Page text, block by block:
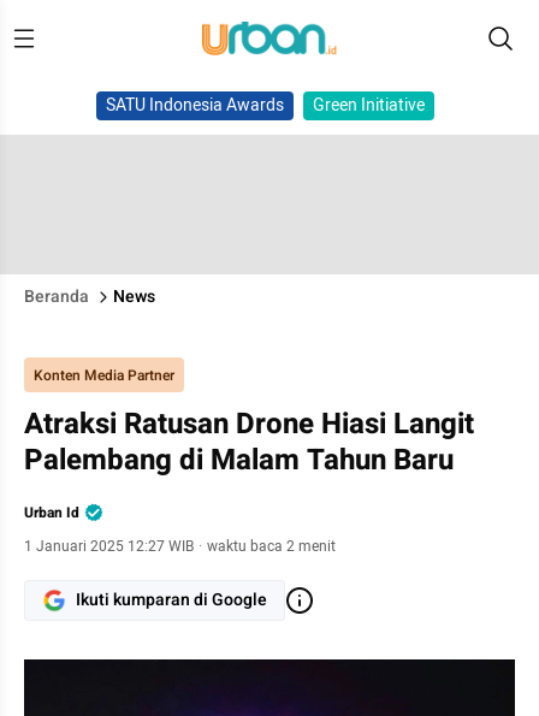
SATU Indonesia Awards Green Initiative
Beranda News
Konten Media Partner
Atraksi Ratusan Drone Hiasi Langit
Palembang di Malam Tahun Baru
Urban Id
1 Januari 2025 12:27 WIB · waktu baca 2 menit
Ikuti kumparan di Google